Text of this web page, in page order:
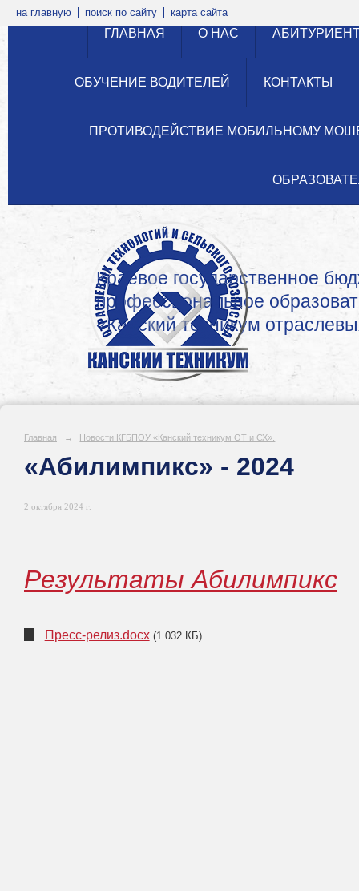
на главную поиск по сайту карта сайта
ГЛАВНАЯ О НАС
ОБУЧЕНИЕ ВОДИТЕЛЕЙ КОНТАКТЫ
ПРОТИВОДЕЙСТВИЕ МОБИЛЬНОМУ
Краевое государственное
профессиональное
«Канский техникум
Главная → Новости КГБПОУ «Канский техникум ОТ и СХ».
«Абилимпикс» - 2024
2 октября 2024 г.
Результаты Абилимпикс
Пресс-релиз.docx (1 032 КБ)